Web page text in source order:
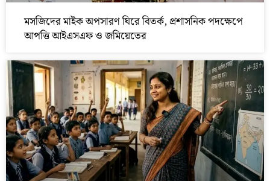
মসজিদের মাইক অপসারণ ঘিরে বিতর্ক, প্রশাসনিক পদক্ষেপে
আপত্তি আইএসএফ ও জমিয়েতের